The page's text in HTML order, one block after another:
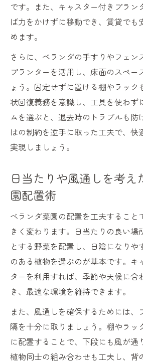
手作りプランターで移動
現
調整
組み合わせ栽培が叶える移動
家庭菜園組み合わせで移
を実現
野菜を一緒に植える工夫
ベランダ菜園の組み合わ
解説
相性の良い野菜でベラン
です。また、キャスター付きプラン
ば力をかけずに移動でき、賃貸でも
めます。
さらに、ベランダの手すりやフェン
プランターを活用し、床面のスペー
ょう。固定せずに置ける棚やラック
状回復義務を意識し、工具を使わず
ムを選ぶと、退去時のトラブルも防
はの制約を逆手に取った工夫で、快
実現しましょう。
日当たりや風通しを考え
園配置術
ベランダ菜園の配置を工夫すること
きく変わります。日当たりの良い場
とする野菜を配置し、日陰になりや
のある植物を選ぶのが基本です。キ
ターを利用すれば、季節や天候に合
き、最適な環境を維持できます。
また、風通しを確保するためには、
隔を十分に取りましょう。棚やラッ
に配置することで、下段にも風が通
植物同士の組み合わせも工夫し、背